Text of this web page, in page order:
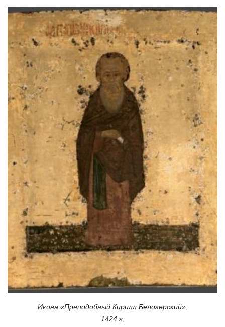
Икона «Преподобный Кирилл Белозерский».
1424 г.